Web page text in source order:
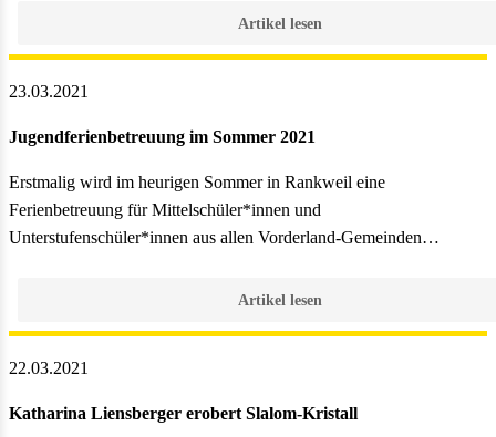
Artikel lesen
23.03.2021
Jugendferienbetreuung im Sommer 2021
Erstmalig wird im heurigen Sommer in Rankweil eine
Ferienbetreuung für Mittelschüler*innen und
Unterstufenschüler*innen aus allen Vorderland-Gemeinden…
Artikel lesen
22.03.2021
Katharina Liensberger erobert Slalom-Kristall